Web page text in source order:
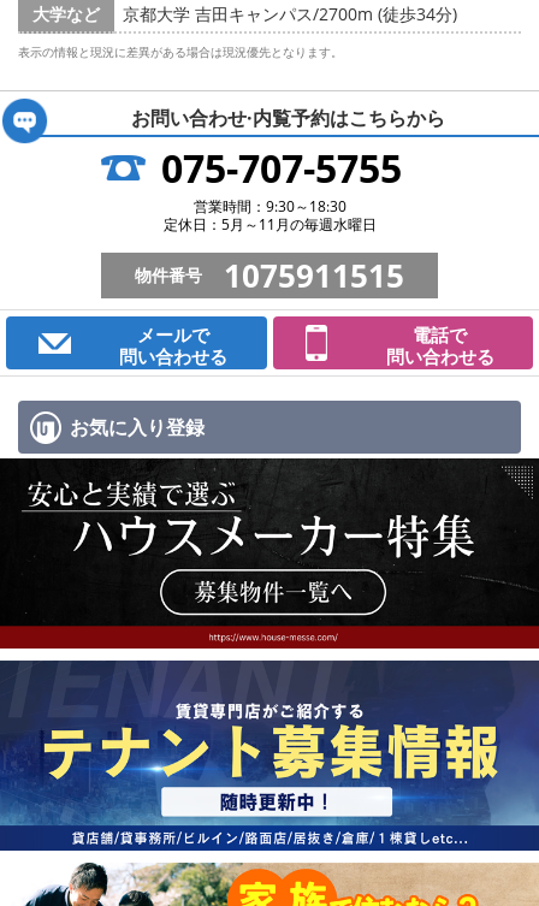
大学など
京都大学 吉田キャンパス/2700m (徒歩34分)
表示の情報と現況に差異がある場合は現況優先となります。
お問い合わせ·内覧予約はこちらから
075-707-5755
営業時間：9:30～18:30
定休日：5月～11月の毎週水曜日
物件番号 1075911515
メールで
問い合わせる
電話で
問い合わせる
お気に入り登録